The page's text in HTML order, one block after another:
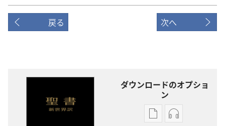
戻る 次へ
ダウンロードのオプショ
ン
出
オー